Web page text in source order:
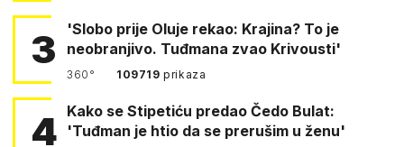
3
'Slobo prije Oluje rekao: Krajina? To je
neobranjivo. Tuđmana zvao Krivousti'
360° 109719prikaza
4 Kako se Stipetiću predao Čedo Bulat:
'Tuđman je htio da se prerušim u ženu'